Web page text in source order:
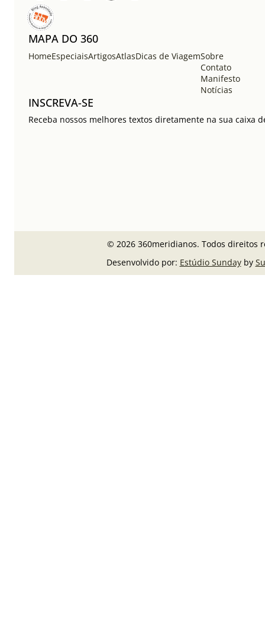
MAPA DO 360
HomeEspeciaisArtigosAtlasDicas de ViagemSobre
Contato
Manifesto
Notícias
INSCREVA-SE
Receba nossos melhores textos diretamente na sua caixa
© 2026 360meridianos. Todos direitos
Desenvolvido por: Estúdio Sundayby